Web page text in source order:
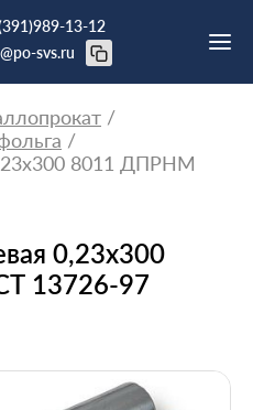
13-12
svs.ru
8011 ДПРНМ
0,23х300
13726-97